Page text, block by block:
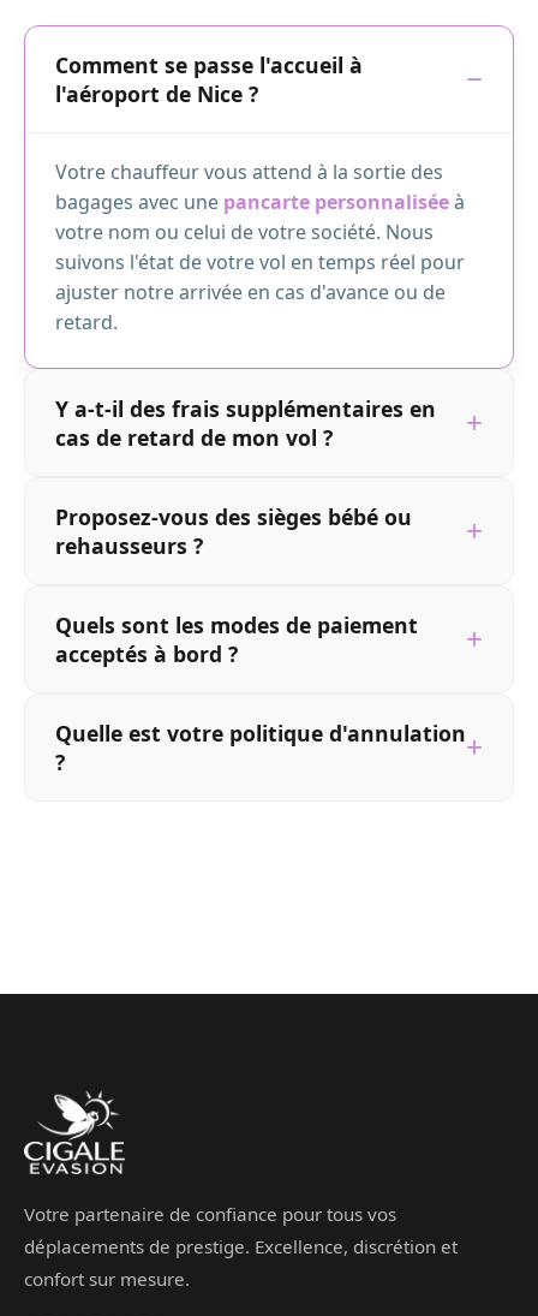
Comment se passe l'accueil à
l'aéroport de Nice ?
Votre chauffeur vous attend à la sortie des
bagages avec une pancarte personnaliséeà
votre nom ou celui de votre société. Nous
suivons l'état de votre vol en temps réel pour
ajuster notre arrivée en cas d'avance ou de
retard.
Y a-t-il des frais supplémentaires en
cas de retard de mon vol ?
Proposez-vous des sièges bébé ou
rehausseurs ?
Quels sont les modes de paiement
acceptés à bord ?
Quelle est votre politique d'annulation
?
Votre partenaire de confiance pour tous vos
déplacements de prestige. Excellence, discrétion et
confort sur mesure.